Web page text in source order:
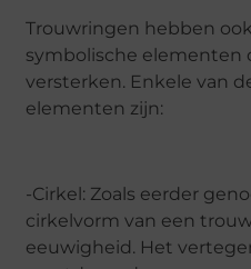
Trouwringen hebben
symbolische elementen
versterken. Enkele van
elementen zijn:
-Cirkel: Zoals eerder
cirkelvorm van een
eeuwigheid. Het